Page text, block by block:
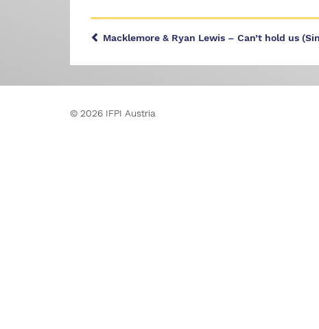
Macklemore & Ryan Lewis – Can’t hold us
© 2026 IFPI Austria